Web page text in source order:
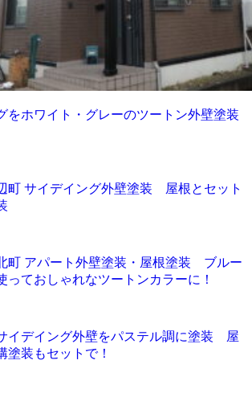
をホワイト・グレーのツートン外壁塗装
町 サイデイング外壁塗装 屋根とセット
町 アパート外壁塗装・屋根塗装 ブルー
っておしゃれなツートンカラーに！
デイング外壁をパステル調に塗装 屋
塗装もセットで！